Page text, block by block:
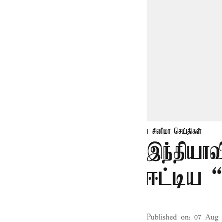
சினிமா செய்திகள்
ஈட்டிய
Published on: 07 Aug